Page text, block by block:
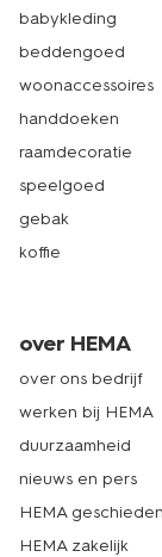
babykleding
beddengoed
woonaccessoires
handdoeken
raamdecoratie
speelgoed
gebak
koffie
over HEMA
over ons bedrijf
werken bij HEMA
duurzaamheid
nieuws en pers
HEMA
HEMA zakelijk